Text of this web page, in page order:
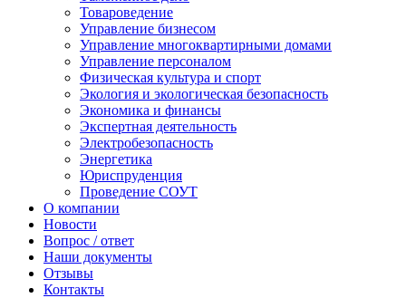
Товароведение
Управление бизнесом
Управление многоквартирными домами
Управление персоналом
Физическая культура и спорт
Экология и экологическая безопасность
Экономика и финансы
Экспертная деятельность
Электробезопасность
Энергетика
Юриспруденция
Проведение СОУТ
О компании
Новости
Вопрос / ответ
Наши документы
Отзывы
Контакты